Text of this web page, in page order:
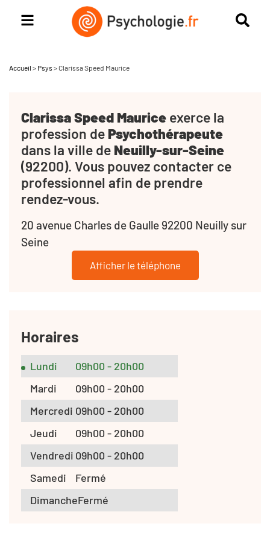
Accueil > Psys >Clarissa Speed Maurice
Clarissa Speed Maurice exerce la
profession dePsychothérapeute
dans la ville de Neuilly-sur-Seine
(92200). Vous pouvez contacter ce
professionnel afin de prendre
rendez-vous.
20 avenue Charles de Gaulle 92200 Neuilly sur
Seine
Afficher le téléphone
Horaires
Lundi
09h00 - 20h00
Mardi
09h00 - 20h00
Mercredi 09h00 - 20h00
Jeudi
09h00 - 20h00
Vendredi 09h00 - 20h00
Samedi
Fermé
DimancheFermé